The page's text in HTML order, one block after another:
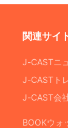
関連サイ
J-CASTニ
J-CASTト
J-CAST会
BOOKウォ